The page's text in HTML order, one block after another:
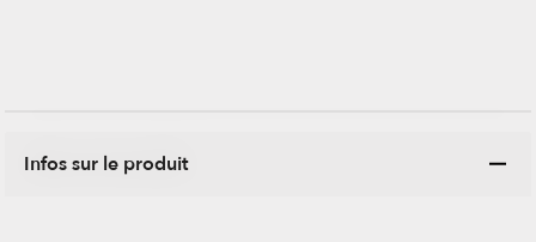
Infos sur le produit